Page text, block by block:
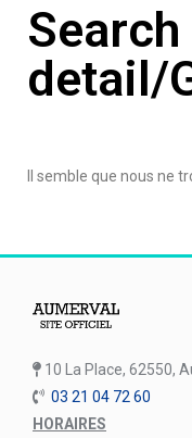
detail/
Il semble que nous ne
10 La Place, 62550,
03 21 04 72 60
HORAIRES